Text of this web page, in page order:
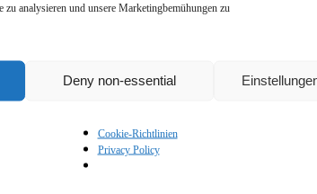
zu analysieren und unsere Marketingbemühungen zu
Deny non-essential
Cookie-Richtlinien
Privacy Policy
akzeptiere diese.